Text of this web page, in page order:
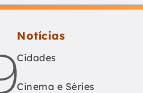
Notícias
Cidades
Cinema e Séries